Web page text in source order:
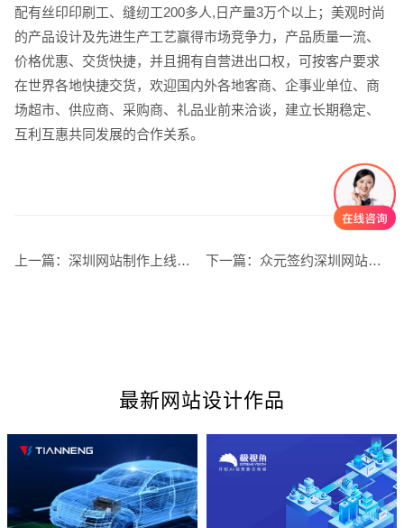
配有丝印印刷工、缝纫工200多人,日产量3万个以上；美观时尚
的产品设计及先进生产工艺赢得市场竞争力，产品质量一流、
价格优惠、交货快捷，并且拥有自营进出口权，可按客户要求
在世界各地快捷交货，欢迎国内外各地客商、企事业单位、商
场超市、供应商、采购商、礼品业前来洽谈，建立长期稳定、
互利互惠共同发展的合作关系。
上一篇： 深圳网站制作上线后的运营和维护 下一篇： 众元签约深圳网站建设易百讯
最新网站设计作品
电商及系统平台开发 微信小程序开发